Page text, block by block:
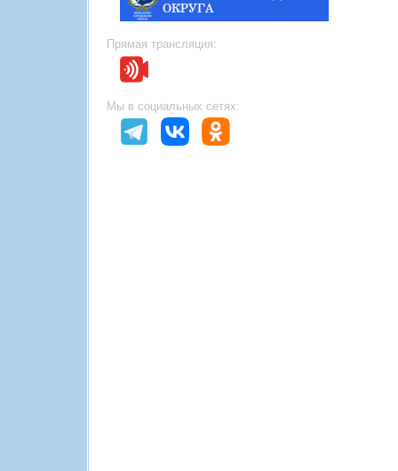
Прямая трансляция:
Мы в социальных сетях: